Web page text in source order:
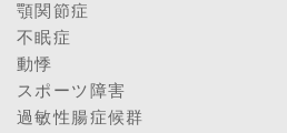
顎関節症
不眠症
動悸
スポーツ障害
過敏性腸症候群